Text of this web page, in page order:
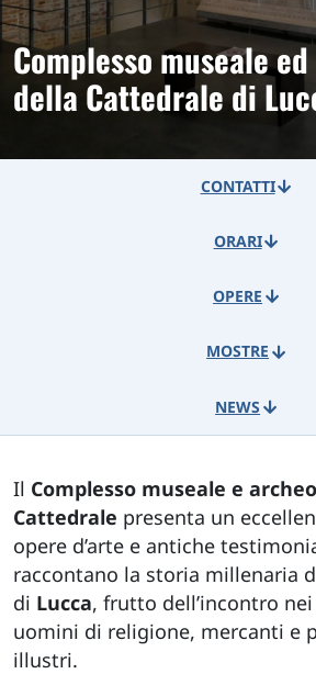
Complesso museale
della Cattedrale di
CONTATTI
ORARI
OPERE
MOSTRE
NEWS
Il Complesso museale e
Cattedrale presenta un
opere d’arte e antiche
raccontano la storia millenaria
di Lucca, frutto dell’incontro
uomini di religione, mercanti e
illustri.